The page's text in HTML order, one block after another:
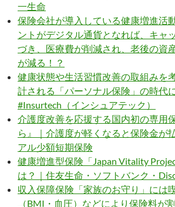
一生命
保険会社が導入している健康増進活
ントがデジタル通貨となれば、キャ
づき、医療費が削減され、老後の資
が減る！？
健康状態や生活習慣改善の取組みを
計される「パーソナル保険」の時代
#Insurtech（インシュアテック）
介護度改善を応援する国内初の専用
ら』｜介護度が軽くなると保険金が
アル少額短期保険
健康増進型保険「Japan Vitality
は？｜住友生命・ソフトバンク・
収入保障保険「家族のお守り」には
（BMI・血圧）などにより保険料が